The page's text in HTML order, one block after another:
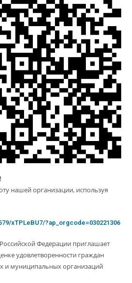
нашей организации, используя
xTPLeBU7/?ap_orgcode=030221306
Федерации приглашает
удовлетворенности граждан
и муниципальных организаций